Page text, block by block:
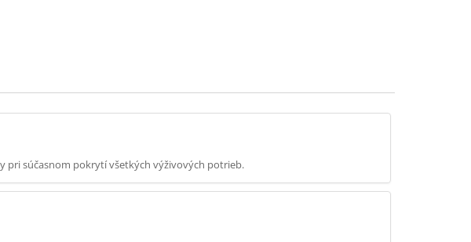
pri súčasnom pokrytí všetkých výživových potrieb.